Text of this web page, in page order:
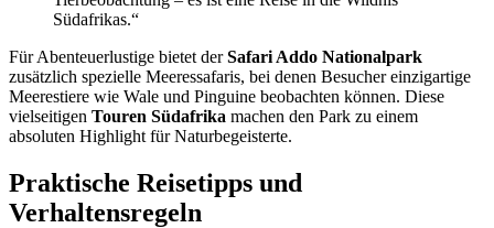
Südafrikas.“
Für Abenteuerlustige bietet derSafari Addo Nationalpark
zusätzlich spezielle Meeressafaris, bei denen Besucher einzigartige
Meerestiere wie Wale und Pinguine beobachten können. Diese
vielseitigen Touren Südafrika machen den Park zu einem
absoluten Highlight für Naturbegeisterte.
Praktische Reisetipps und
Verhaltensregeln